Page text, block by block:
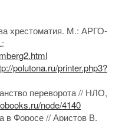
хрестоматия. М.: АРГО-
polutona.ru/printer.php3?
переворота // НЛО,
node/4140
в Форосе // Аристов В.